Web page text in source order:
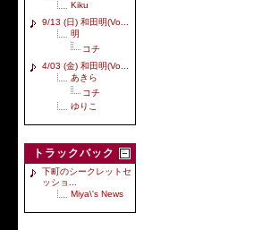
Kiku
9/13 (日) 和田明(Vo...
明
コチ
4/03 (金) 和田明(Vo...
あきら
コチ
ゆりこ
トラックバック
下町のシークレットセ
ッショ...
Miya\'s News